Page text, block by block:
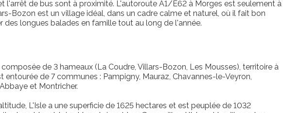
l'arrêt de bus sont à proximité. L'autoroute A1/E62 à Morges est seulement à
Bozon est un village idéal, dans un cadre calme et naturel, où il fait bon
des longues balades en famille tout au long de l'année.
de 3 hameaux (La Coudre, Villars-Bozon, Les Mousses), territoire à
entourée de 7 communes : Pampigny, Mauraz, Chavannes-le-Veyron,
et Montricher.
L'Isle a une superficie de 1625 hectares et est peuplée de 1032